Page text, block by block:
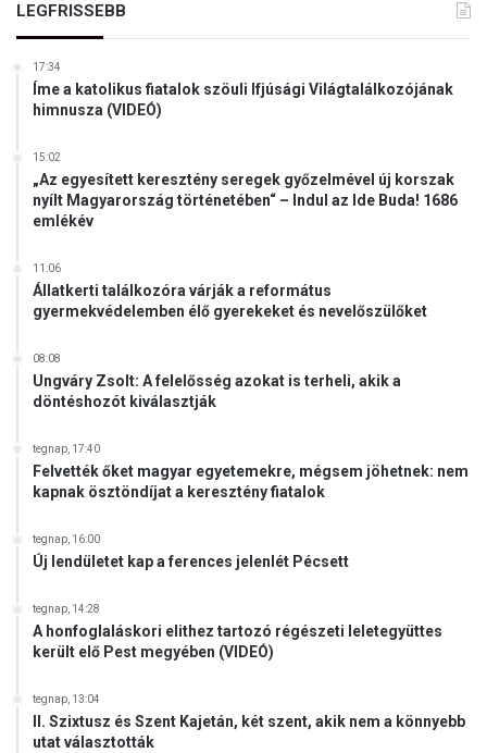
LEGFRISSEBB
17:34
Íme a katolikus fiatalok szöuli Ifjúsági Világtalálkozójának
himnusza (VIDEÓ)
15:02
„Az egyesített keresztény seregek győzelmével új korszak
nyílt Magyarország történetében“ – Indul az Ide Buda! 1686
emlékév
11:06
Állatkerti találkozóra várják a református
gyermekvédelemben élő gyerekeket és nevelőszülőket
08:08
Ungváry Zsolt: A felelősség azokat is terheli, akik a
döntéshozót kiválasztják
tegnap, 17:40
Felvették őket magyar egyetemekre, mégsem jöhetnek: nem
kapnak ösztöndíjat a keresztény fiatalok
tegnap, 16:00
Új lendületet kap a ferences jelenlét Pécsett
tegnap, 14:28
A honfoglaláskori elithez tartozó régészeti leletegyüttes
került elő Pest megyében (VIDEÓ)
tegnap, 13:04
II. Szixtusz és Szent Kajetán, két szent, akik nem a könnyebb
utat választották